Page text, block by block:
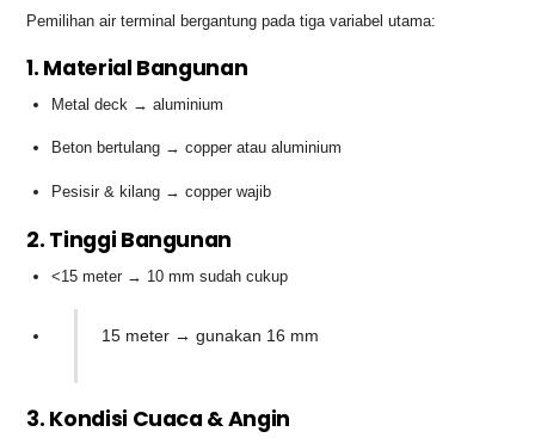
Pemilihan air terminal bergantung pada tiga variabel utama:
1. Material Bangunan
Metal deck → aluminium
Beton bertulang → copper atau aluminium
Pesisir & kilang → copper wajib
2. Tinggi Bangunan
<15 meter → 10 mm sudah cukup
15 meter → gunakan 16 mm
3. Kondisi Cuaca & Angin